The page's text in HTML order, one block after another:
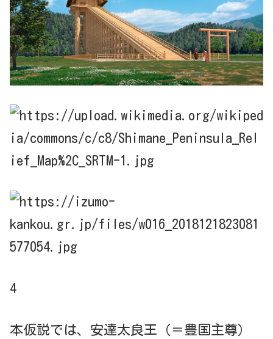
4
本仮説では、安達太良王（＝豊国主尊）